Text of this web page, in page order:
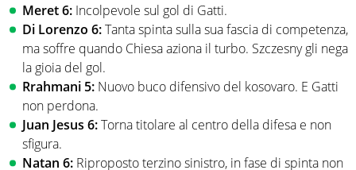
Meret 6: Incolpevole sul gol di Gatti.
Di Lorenzo 6:Tanta spinta sulla sua fascia di competenza,
ma soffre quando Chiesa aziona il turbo. Szczesny gli nega
la gioia del gol.
Rrahmani 5: Nuovo buco difensivo del kosovaro. E Gatti
non perdona.
Juan Jesus 6:Torna titolare al centro della difesa e non
sfigura.
Natan 6: Riproposto terzino sinistro, in fase di spinta non